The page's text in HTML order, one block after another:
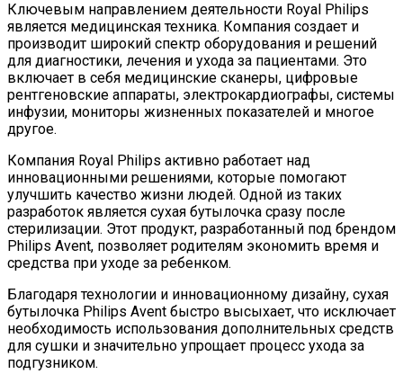
Ключевым направлением деятельности Royal Philips
является медицинская техника. Компания создает и
производит широкий спектр оборудования и решений
для диагностики, лечения и ухода за пациентами. Это
включает в себя медицинские сканеры, цифровые
рентгеновские аппараты, электрокардиографы, системы
инфузии, мониторы жизненных показателей и многое
другое.
Компания Royal Philips активно работает над
инновационными решениями, которые помогают
улучшить качество жизни людей. Одной из таких
разработок является сухая бутылочка сразу после
стерилизации. Этот продукт, разработанный под брендом
Philips Avent, позволяет родителям экономить время и
средства при уходе за ребенком.
Благодаря технологии и инновационному дизайну, сухая
бутылочка Philips Avent быстро высыхает, что исключает
необходимость использования дополнительных средств
для сушки и значительно упрощает процесс ухода за
подгузником.